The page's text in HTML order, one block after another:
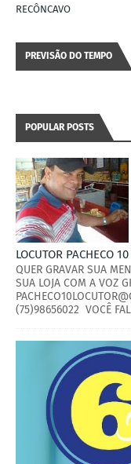
RECÔNCAVO
PREVISÃO DO TEMPO
POPULAR POSTS
LOCUTOR PACHECO 10
QUER GRAVAR SUA
SUA LOJA COM A VOZ
(75)98656022 VOCÊ